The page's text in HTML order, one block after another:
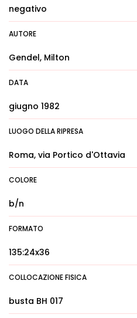
negativo
AUTORE
Gendel, Milton
DATA
giugno 1982
LUOGO DELLA RIPRESA
Roma, via Portico d'Ottavia
COLORE
b/n
FORMATO
135:24x36
COLLOCAZIONE FISICA
busta BH 017